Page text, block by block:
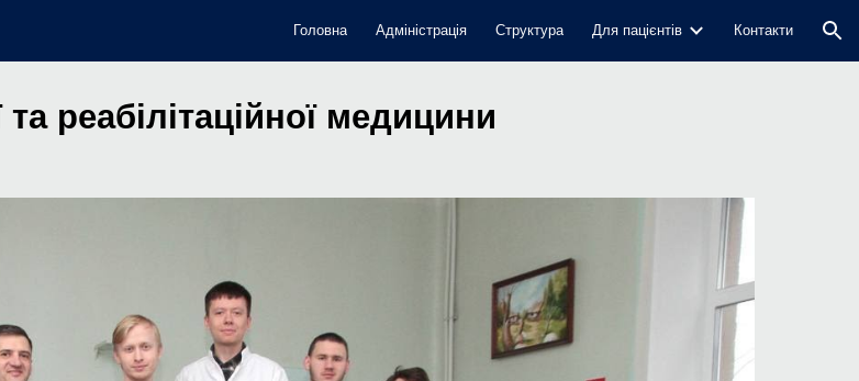
Skip to navigation
Головна Адміністрація Структура Для пацiєнтiв Контакти
реабілітаційної медицини